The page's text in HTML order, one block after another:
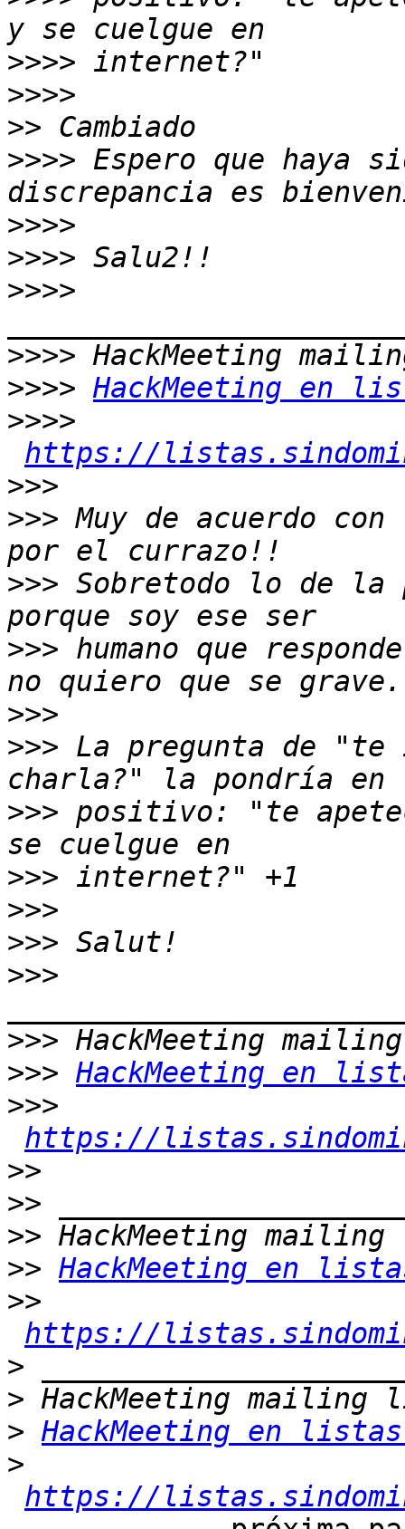
>>>>
>>>>
>>
>>>> Espero que haya
>>>>
>>>>
>>>>
>>>>
>>>> HackMeeting en
>>>>
https://
>>>
>>> Muy de acuerdo
>>> Sobretodo lo de la
>>> humano que
>>>
>>> La pregunta de "te
>>> positivo: "te
>>>
>>>
>>>
>>>
>>>
>>> HackMeeting en
>>>
https://
>>
>>
>>
>> HackMeeting en
>>
https://
>
>
> HackMeeting en
>
https://